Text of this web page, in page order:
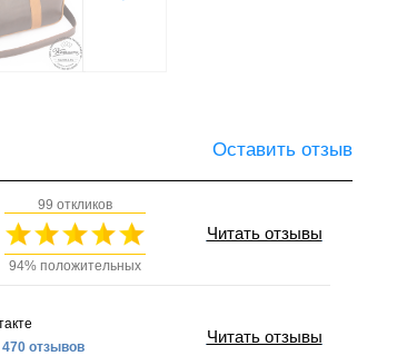
Оставить отзыв
99 откликов
94% положительных
Читать отзывы
470 отзывов
Читать отзывы